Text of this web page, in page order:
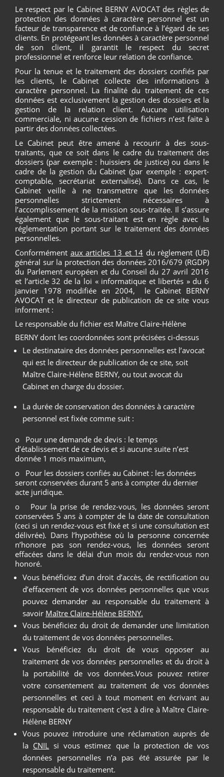
Le respect par le Cabinet BERNY AVOCAT des règles de
protection des données à caractère personnel est un
facteur de transparence et de confiance à l’égard de ses
clients. En protégeant les données à caractère personnel
de son client, il garantit le respect du secret
professionnel et renforce leur relation de confiance.
Pour la tenue et le traitement des dossiers confiés par
les clients, le Cabinet collecte des informations à
caractère personnel. La finalité du traitement de ces
données est exclusivement la gestion des dossiers et la
gestion de la relation client. Aucune utilisation
commerciale, ni aucune cession de fichiers n’est faite à
partir des données collectées.
Le Cabinet peut être amené à recourir à des sous-
traitants, que ce soit dans le cadre du traitement des
dossiers (par exemple : huissiers de justice) ou dans le
cadre de la gestion du Cabinet (par exemple : expert-
comptable, secrétariat externalisé). Dans ce cas, le
Cabinet veille à ne transmettre que les données
personnelles strictement nécessaires à
l’accomplissement de la mission sous-traitée. Il s’assure
également que le sous-traitant est en règle avec la
réglementation portant sur le traitement des données
personnelles.
Conformément aux articles 13 et 14 du règlement (UE)
général sur la protection des données 2016/679 (RGDP)
du Parlement européen et du Conseil du 27 avril 2016
et l’article 32 de la loi « informatique et libertés » du 6
janvier 1978 modifiée en 2004, le Cabinet BERNY
AVOCAT et le directeur de publication de ce site vous
informent :
Le responsable du fichier est Maître Claire-Hélène
BERNY dont les coordonnées sont précisées ci-dessus
Le destinataire des données personnelles est l’avocat
qui est le directeur de publication de ce site, soit
Maître Claire-Hélène BERNY, ou tout avocat du
Cabinet en charge du dossier.
La durée de conservation des données à caractère
personnel est fixée comme suit :
o Pour une demande de devis : le temps
d’établissement de ce devis et si aucune suite n’est
donnée 1 mois maximum,
o Pour les dossiers confiés au Cabinet : les données
seront conservées durant 5 ans à compter du dernier
acte juridique.
o Pour la prise de rendez-vous, les données seront
conservées 5 ans à compter de la date de consultation
(ceci si un rendez-vous est fixé et si une consultation est
délivrée). Dans l’hypothèse où la personne concernée
n’honore pas son rendez-vous, les données seront
effacées dans le délai d’un mois du rendez-vous non
honoré.
Vous bénéficiez d’un droit d’accès, de rectification ou
d’effacement de vos données personnelles que vous
pouvez demander au responsable du traitement à
savoir Maître Claire-Hélène BERNY.
Vous bénéficiez du droit de demander une limitation
du traitement de vos données personnelles.
Vous bénéficiez du droit de vous opposer au
traitement de vos données personnelles et du droit à
la portabilité de vos données.Vous pouvez retirer
votre consentement au traitement de vos données
personnelles et ceci à tout moment en écrivant au
responsable du traitement c'est à dire à Maître Claire-
Hélène BERNY
Vous pouvez introduire une réclamation auprès de
la CNIL si vous estimez que la protection de vos
données personnelles n’a pas été assurée par le
responsable du traitement.